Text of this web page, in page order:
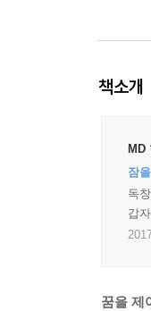
책소개
MD
잠
독
갑
꿈을 제